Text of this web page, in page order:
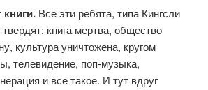
Все эти ребята, типа Кингсли
книга мертва, общество
культура уничтожена, кругом
телевидение, поп-музыка,
и все такое. И тут вдруг